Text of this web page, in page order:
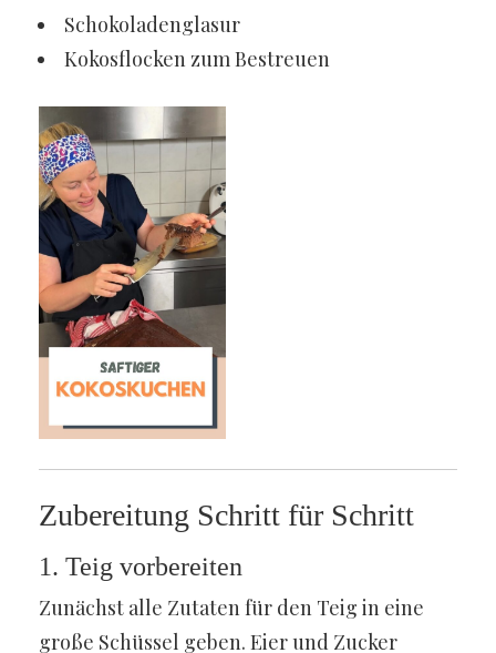
Schokoladenglasur
Kokosflocken zum Bestreuen
Zubereitung Schritt für Schritt
1. Teig vorbereiten
Zunächst alle Zutaten für den Teig in eine
große Schüssel geben. Eier und Zucker